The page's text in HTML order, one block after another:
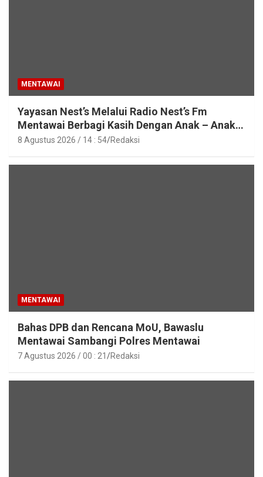
MENTAWAI
Yayasan Nest’s Melalui Radio Nest’s Fm
Mentawai Berbagi Kasih Dengan Anak – Anak
Asrama SMAN 2 Sipora
8 Agustus 2026 / 14 : 54 Redaksi
MENTAWAI
Bahas DPB dan Rencana MoU, Bawaslu
Mentawai Sambangi Polres Mentawai
7 Agustus 2026 / 00 : 21 Redaksi